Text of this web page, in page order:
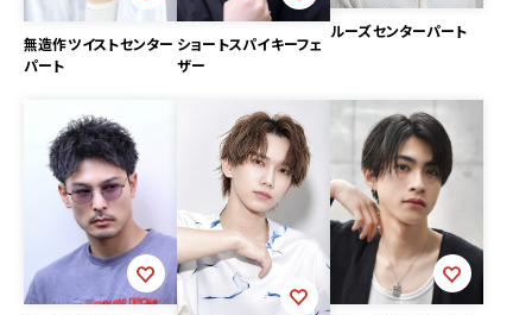
無造作ツイストセンター
パート
ショートスパイキーフェ
ザー
ルーズセンターパート